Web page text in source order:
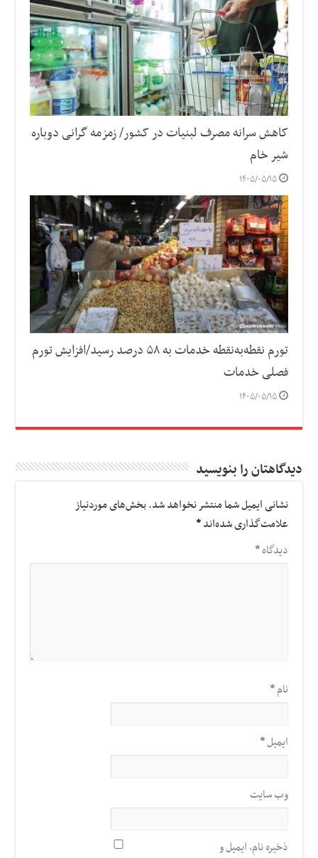
کاهش سرانه مصرف لبنیات در کشور/ زمزمه گرانی دوباره
شیر خام
۱۴۰۵/۰۵/۱۵
تورم نقطه‌به‌نقطه خدمات به ۵۸ درصد رسید/افزایش تورم
فصلی خدمات
۱۴۰۵/۰۵/۱۵
دیدگاهتان را بنویسید
نشانی ایمیل شما منتشر نخواهد شد.بخش‌های موردنیاز
علامت‌گذاری شده‌اند*
دیدگاه*
نام*
ایمیل*
وب‌ سایت
ذخیره نام، ایمیل و